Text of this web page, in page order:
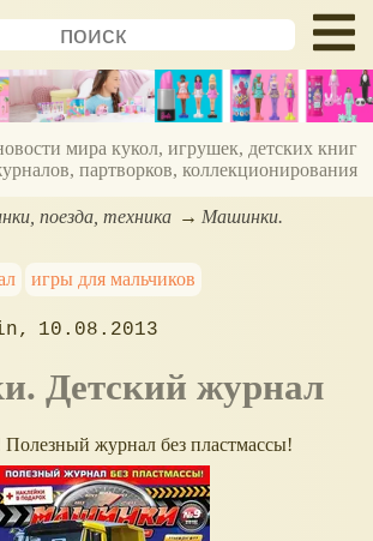
мира кукол, игрушек, детских книг
партворков, коллекционирования
поезда, техника
Машинки.
игры для мальчиков
10.08.2013
Детский журнал
журнал без пластмассы!